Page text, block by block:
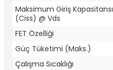
Maksimum Giriş Kapasitansı
(Ciss) @ Vds
FET Özelliği
Güç Tüketimi (Maks.)
Çalışma Sıcaklığı